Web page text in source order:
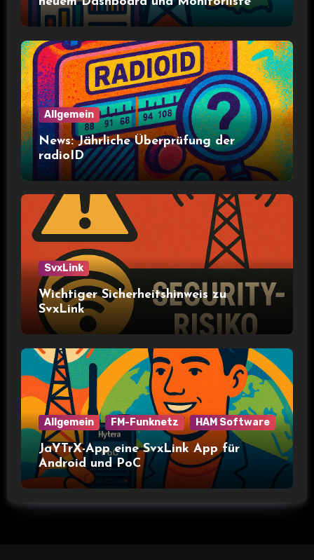
Allgemein
News: Jährliche Überprüfung der
radioID
SvxLink
Wichtiger Sicherheitshinweis zu
SvxLink
Allgemein FM-Funknetz HAM Software
JaYTrX-App eine SvxLink App für
Android und PoC